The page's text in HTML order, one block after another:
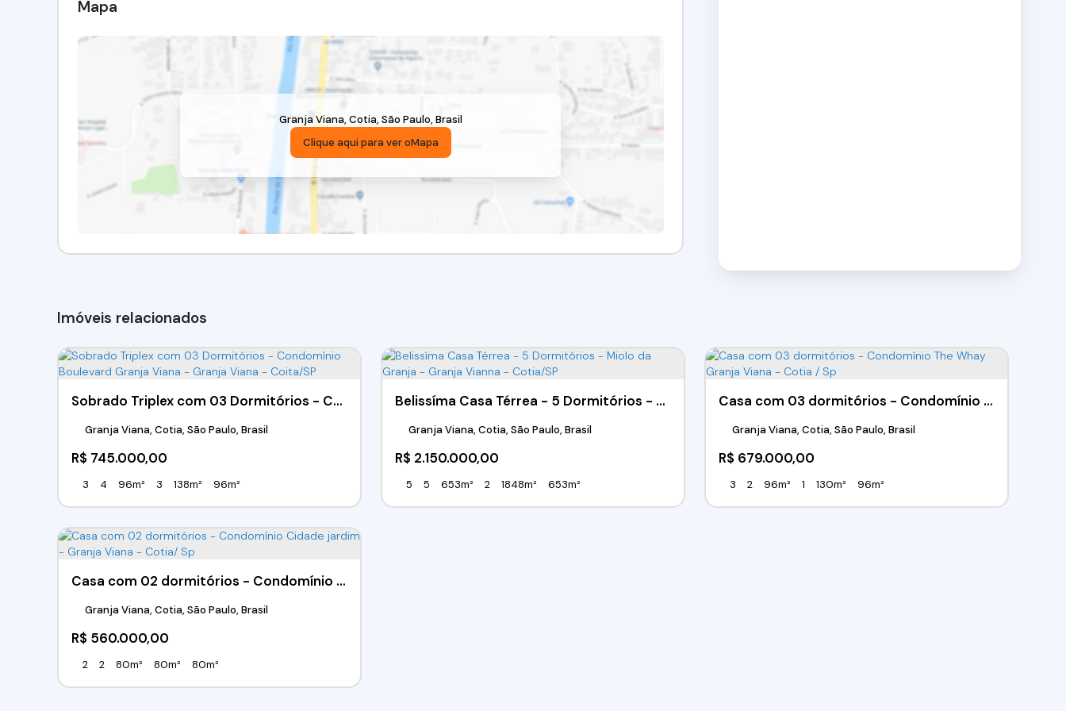
Mapa
Granja Viana, Cotia, São Paulo, Brasil
Clique aqui para ver oMapa
Imóveis relacionados
Sobrado Triplex com 03 Dormitórios - Condomínio Boulevard Granja Viana - Granja Viana - Coita/SP
R$ 745.000,00
Granja Viana, Cotia, São Paulo, Brasil
3 4 96m² 3 138m² 96m²
Belissíma Casa Térrea - 5 Dormitórios - Miolo da Granja - Granja Vianna - Cotia/SP
R$ 2.150.000,00
Granja Viana, Cotia, São Paulo, Brasil
5 5 653m² 2 1848m² 653m²
Casa com 03 dormitórios - Condomínio The Whay Granja Viana - Cotia / Sp
R$ 679.000,00
Granja Viana, Cotia, São Paulo, Brasil
3 2 96m² 1 130m² 96m²
Casa com 02 dormitórios - Condomínio Cidade jardim - Granja Viana - Cotia/ Sp
R$ 560.000,00
Granja Viana, Cotia, São Paulo, Brasil
2 2 80m² 80m² 80m²